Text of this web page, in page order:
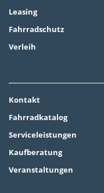
Leasing
Fahrradschutz
Verleih
Kontakt
Fahrradkatalog
Serviceleistungen
Kaufberatung
Veranstaltungen